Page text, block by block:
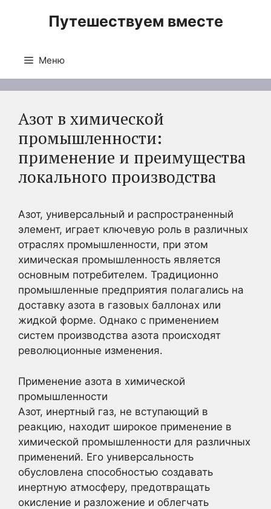
Путешествуем вместе
Меню
Азот в химической
промышленности:
применение и преимущества
локального производства
Азот, универсальный и распространенный
элемент, играет ключевую роль в различных
отраслях промышленности, при этом
химическая промышленность является
основным потребителем. Традиционно
промышленные предприятия полагались на
доставку азота в газовых баллонах или
жидкой форме. Однако с применением
систем производства азота происходят
революционные изменения.
Применение азота в химической
промышленности
Азот, инертный газ, не вступающий в
реакцию, находит широкое применение в
химической промышленности для различных
применений. Его универсальность
обусловлена способностью создавать
инертную атмосферу, предотвращать
окисление и разложение и облегчать